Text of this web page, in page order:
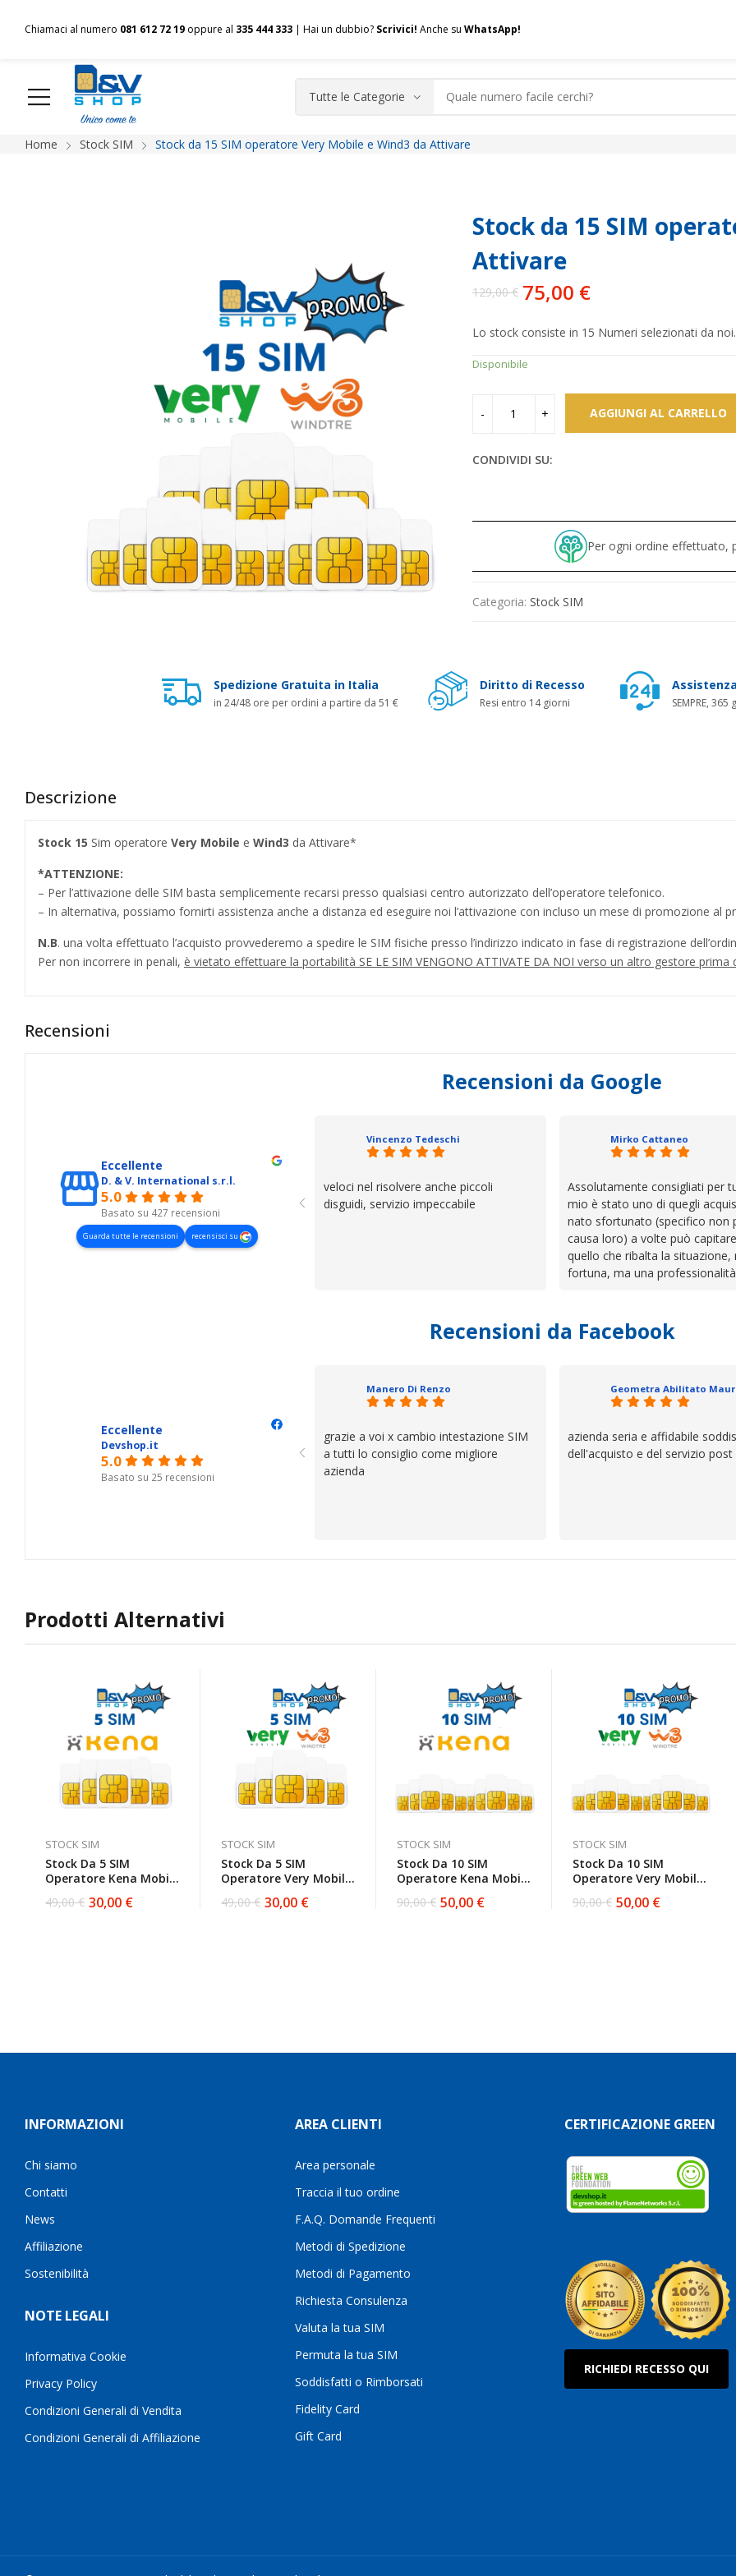
Chiamaci al numero 081 612 72 19 oppure al 335 444 333 | Hai un dubbio? Scrivici! Anche su WhatsApp!
HOME Chi siamo Shop Spedizioni Pagamenti F.A.Q. Contatti
Home Stock SIM Stock da 15 SIM operatore Very Mobile e Wind3 da Attivare
Stock da 15 SIM
Attivare
129,00€
Il
originale
era:
129,00 €.
75,00 €
Il
attuale
è:
75,00 €.
Lo stock consiste in 15 Numeri selezionati da noi.
Disponibile
AGGIUNGI AL CARRELLO
CONDIVIDI SU:
Per ogni ordine effettuato,
Categoria: Stock SIM
Spedizione Gratuita in Italia
in 24/48 ore per ordini a partire da 51 €
Diritto di Recesso
Resi entro 14 giorni SEMPRE, 365
Descrizione
Stock 15 Sim operatore Very Mobile e Wind3 da Attivare*
*ATTENZIONE:
– Per l’attivazione delle SIM basta semplicemente recarsi presso qualsiasi centro autorizzato dell’operatore telefonico.
– In alternativa, possiamo fornirti assistenza anche a distanza ed eseguire noi l’attivazione con incluso un mese di promozione al
N.B. una volta effettuato l’acquisto provvederemo a spedire le SIM fisiche presso l’indirizzo indicato in fase di registrazione
Per non incorrere in penali, è vietato effettuare la portabilità SE LE SIM VENGONO ATTIVATE DA NOI verso un altro gestore prima
Recensioni
Recensioni da Google
Eccellente
D. & V. International s.r.l.
5.0
Basato su 427 recensioni
Guarda tutte le recensioni recensisci su
Vincenzo Tedeschi
veloci nel risolvere anche piccoli
disguidi, servizio impeccabile
Mirko Cattaneo
Assolutamente consigliati per
mio è stato uno di quegli
nato sfortunato (specifico non
causa loro) a volte può
quello che ribalta la situazione,
fortuna, ma una
cose. Be', io qui è proprio quello
trovato, un atteggiamento che
se avete bisogno siete in
Recensioni da Facebook
Eccellente
Devshop.it
5.0
Basato su 25 recensioni
Manero Di Renzo
grazie a voi x cambio intestazione SIM
a tutti lo consiglio come migliore
azienda
azienda seria e affidabile
dell'acquisto e del servizio post
Prodotti Alternativi
STOCK SIM
Stock Da 5 SIM
Operatore Kena Mobile
49,00€
Il 30,00 €
Il
STOCK SIM
Stock Da 5 SIM
Operatore Very Mobile
49,00€
Il 30,00 €
Il
STOCK SIM
Stock Da 10 SIM
Operatore Kena Mobile
90,00€
Il 50,00 €
Il
STOCK SIM
Stock Da 10 SIM
Operatore Very Mobile
90,00€
Il 50,00 €
Il
INFORMAZIONI
Chi siamo
Contatti
News
Affiliazione
Sostenibilità
NOTE LEGALI
Informativa Cookie
Privacy Policy
Condizioni Generali di Vendita
Condizioni Generali di Affiliazione
AREA CLIENTI
Area personale
Traccia il tuo ordine
F.A.Q. Domande Frequenti
Metodi di Spedizione
Metodi di Pagamento
Richiesta Consulenza
Valuta la tua SIM
Permuta la tua SIM
Soddisfatti o Rimborsati
Fidelity Card
Gift Card
CERTIFICAZIONE GREEN
RICHIEDI RECESSO QUI